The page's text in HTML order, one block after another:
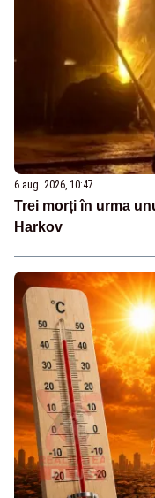
6 aug. 2026, 10:47
Trei morți în urma
Harkov